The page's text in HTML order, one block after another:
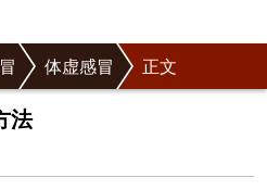
体虚感冒 正文
法